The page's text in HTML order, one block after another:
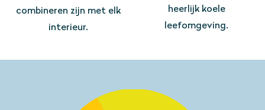
combineren zijn met elk
interieur.
heerlijk koele
leefomgeving.